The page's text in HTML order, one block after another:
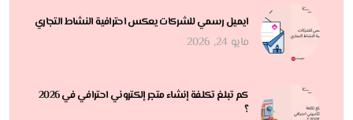
ايميل رسمي للشركات يعكس احترافية النشاط التجاري
مايو 24, 2026
كم تبلغ تكلفة إنشاء متجر إلكتروني احترافي في 2026
؟